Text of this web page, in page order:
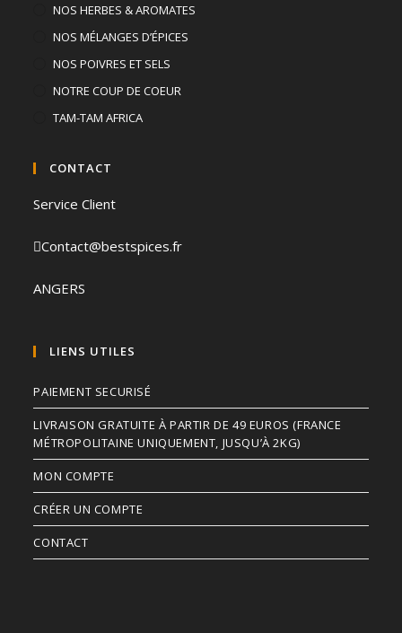
NOS HERBES & AROMATES
NOS MÉLANGES D’ÉPICES
NOS POIVRES ET SELS
NOTRE COUP DE COEUR
TAM-TAM AFRICA
CONTACT
Service Client
Contact@bestspices.fr
ANGERS
LIENS UTILES
PAIEMENT SECURISÉ
LIVRAISON GRATUITE À PARTIR DE 49 EUROS (FRANCE
MÉTROPOLITAINE UNIQUEMENT, JUSQU’À 2KG)
MON COMPTE
CRÉER UN COMPTE
CONTACT